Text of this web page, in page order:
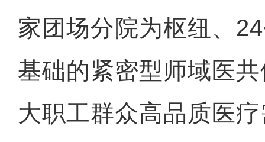
家团场分院为枢纽、
基础的紧密型师域医
大职工群众高品质医